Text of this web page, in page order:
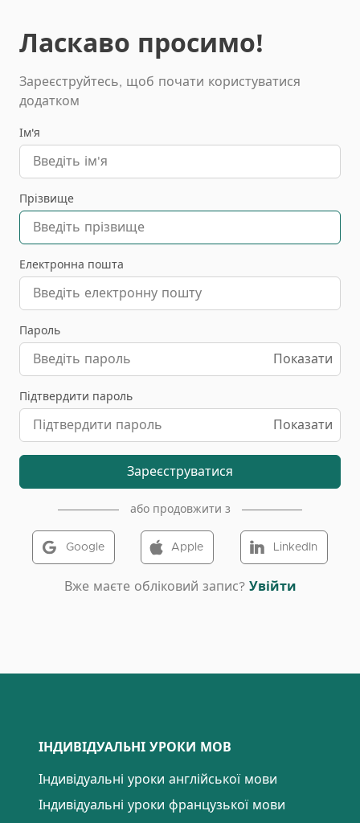
Ласкаво просимо!
Зареєструйтесь, щоб почати користуватися
додатком
Ім'я
Прізвище
Електронна пошта
Пароль
Показати
Підтвердити пароль
Показати
Зареєструватися
або продовжити з
Google Apple LinkedIn
Вже маєте обліковий запис? Увійти
ІНДИВІДУАЛЬНІ УРОКИ МОВ
Індивідуальні уроки англійської мови
Індивідуальні уроки французької мови